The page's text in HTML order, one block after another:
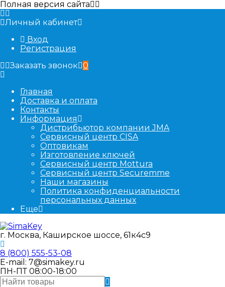
Полная версия сайта
Личный кабинет
Вход
Регистрация
Заказать звонок 0
Главная
Доставка и оплата
Контакты
Информация
Дистрибьютор компании JMA
Сервисный центр CISA
Оптовикам
Изготовление ключей
Сервисный центр Mottura
Сервисный центр Securemme
Наши магазины
Политика конфиденциальности
персональных данных
Еще
г. Москва, Каширское шоссе, 61к4с9
8 (800) 555-53-08
E-mail: 7@simakey.ru
ПН-ПТ 08:00-18:00